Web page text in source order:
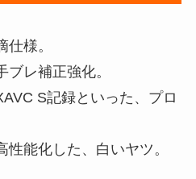
様。
レ補正強化。
S記録といった、プロ
能化した、白いヤツ。